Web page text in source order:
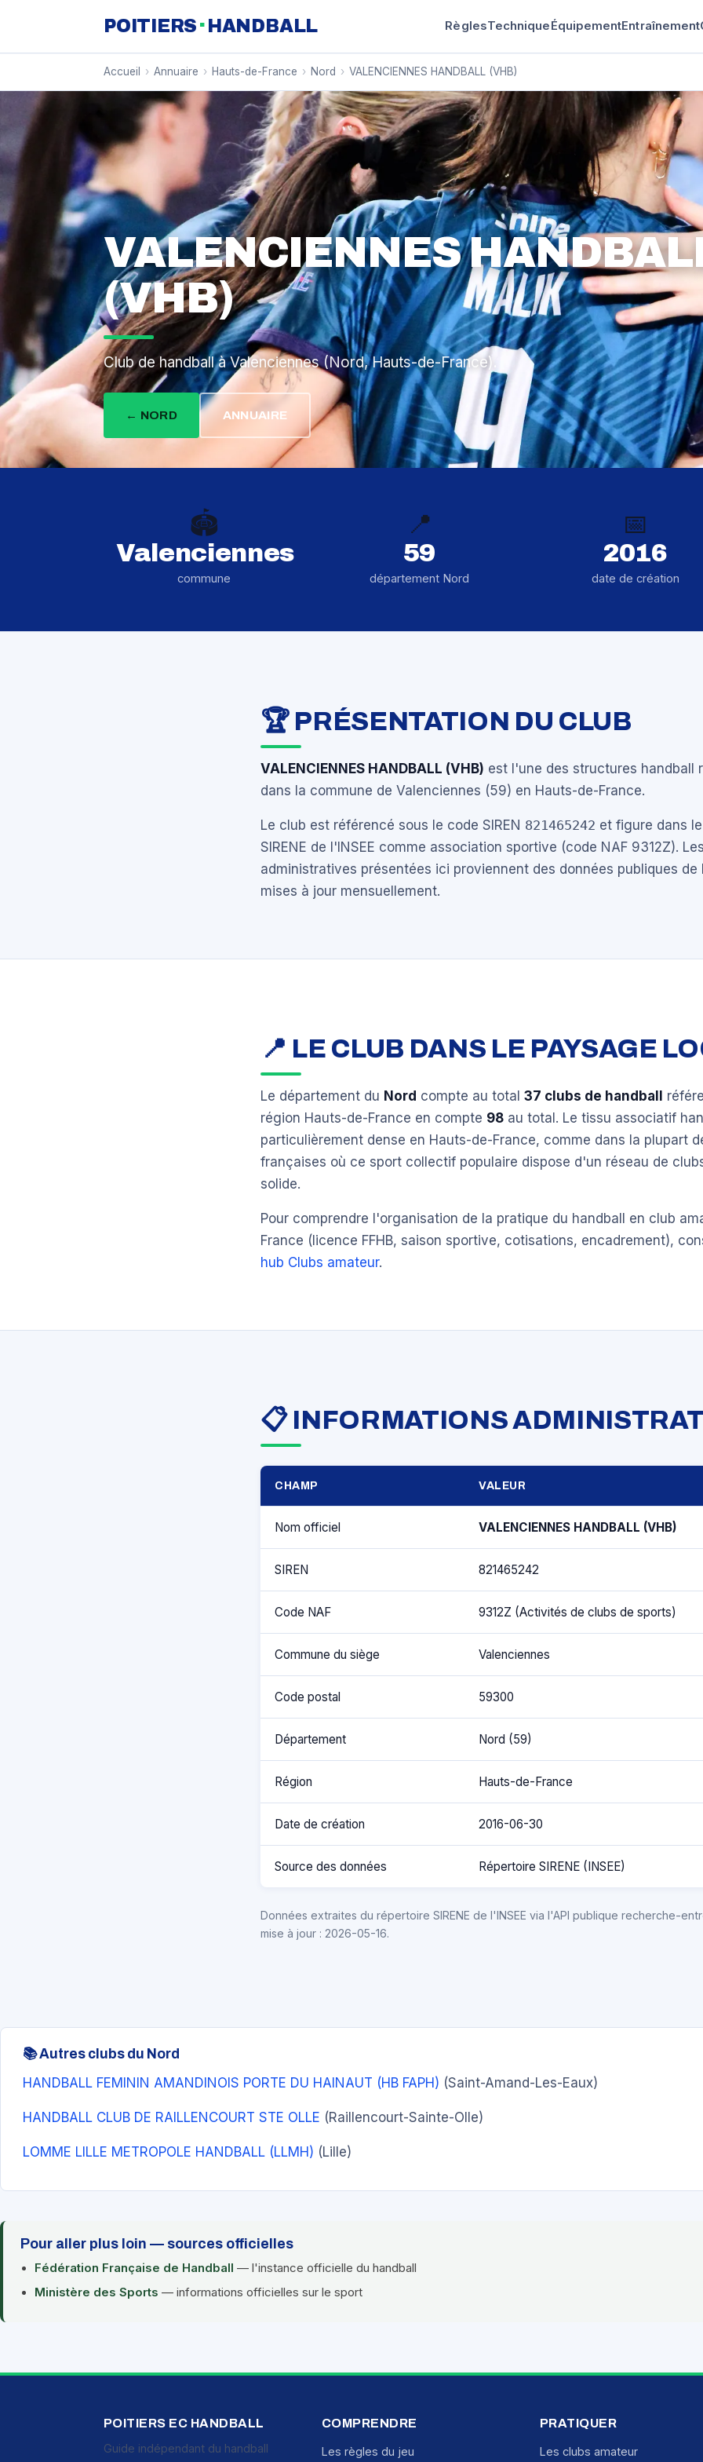
POITIERS · HANDBALL RèglesTechniqueÉquipementEntraînement
Accueil › Annuaire › Hauts-de-France › Nord › VALENCIENNES HANDBALL (VHB)
VALENCIENNES
(VHB)
Club de handball à Valenciennes (Nord, Hauts-de-France).
← NORD ANNUAIRE
🏟️
Valenciennes
commune
📍
59
département Nord
📅
2016
date de création
🏆 PRÉSENTATION DU CLUB
VALENCIENNES HANDBALL (VHB) est l'une des structures handball
dans la commune de Valenciennes (59) en Hauts-de-France.
Le club est référencé sous le code SIREN 821465242 et figure dans
SIRENE de l'INSEE comme association sportive (code NAF 9312Z).
administratives présentées ici proviennent des données publiques de
mises à jour mensuellement.
📍 LE CLUB DANS LE PAYSAGE
Le département du Nord compte au total 37 clubs de handball
région Hauts-de-France en compte 98 au total. Le tissu associatif
particulièrement dense en Hauts-de-France, comme dans la plupart
françaises où ce sport collectif populaire dispose d'un réseau de
solide.
Pour comprendre l'organisation de la pratique du handball en club
France (licence FFHB, saison sportive, cotisations, encadrement),
hub Clubs amateur.
📋 INFORMATIONS
CHAMP VALEUR
Nom officiel VALENCIENNES HANDBALL (VHB)
SIREN 821465242
Code NAF 9312Z (Activités de clubs de sports)
Commune du siège Valenciennes
Code postal 59300
Département Nord (59)
Région Hauts-de-France
Date de création 2016-06-30
Source des données Répertoire SIRENE (INSEE)
Données extraites du répertoire SIRENE de l'INSEE via l'API publique recherche-
mise à jour : 2026-05-16.
📚 Autres clubs du Nord
HANDBALL FEMININ AMANDINOIS PORTE DU HAINAUT (HB FAPH) (Saint-Amand-Les-Eaux)
HANDBALL CLUB DE RAILLENCOURT STE OLLE (Raillencourt-Sainte-Olle)
LOMME LILLE METROPOLE HANDBALL (LLMH) (Lille)
Pour aller plus loin — sources officielles
Fédération Française de Handball — l'instance officielle du handball
Ministère des Sports — informations officielles sur le sport
POITIERS EC HANDBALL
Guide indépendant du handball
COMPRENDRE
Les règles du jeu
PRATIQUER
Les clubs amateur